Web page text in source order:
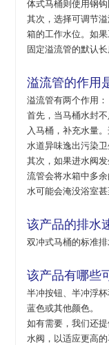
体式马桶则使用钢钩
其次，选择可调节
箱的工作水位。如
固定溢流管的默认
溢流管的作用
溢流管有两个作用：
首先，当马桶水封
入马桶，补充水量
水道异味逸出污染卫
其次，如果进水阀
流管会将水箱中多
水可能会淹没浴室
该产品的排水
双冲式马桶的标准排
该产品有哪些
半冲按钮、半冲浮
蓝色或其他颜色。
如有需要，我们还
水阀，以适应更高的